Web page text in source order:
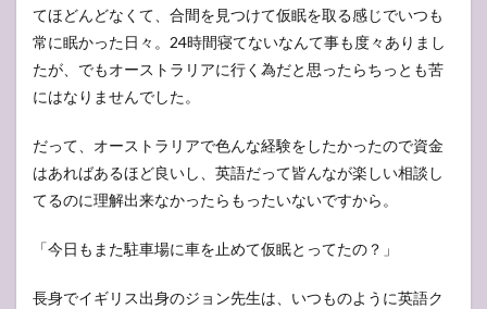
てほどんどなくて、合間を見つけて仮眠を取る感じでいつも
常に眠かった日々。24時間寝てないなんて事も度々ありまし
たが、でもオーストラリアに行く為だと思ったらちっとも苦
にはなりませんでした。
だって、オーストラリアで色んな経験をしたかったので資金
はあればあるほど良いし、英語だって皆んなが楽しい相談し
てるのに理解出来なかったらもったいないですから。
「今日もまた駐車場に車を止めて仮眠とってたの？」
長身でイギリス出身のジョン先生は、いつものように英語ク